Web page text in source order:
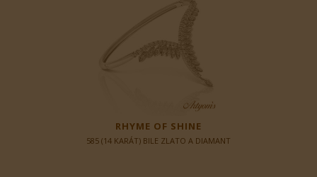
RHYME OF SHINE
585 (14 KARÁT) BILE ZLATO A DIAMANT